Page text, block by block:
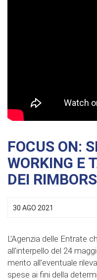
FOCUS ON:
WORKING E
DEI
30 AGO 2021
L’Agenzia delle Entrate
all’interpello del 24
merito all’eventuale
spese ai fini della